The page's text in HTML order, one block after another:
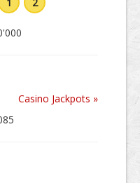
Casino Jackpots »